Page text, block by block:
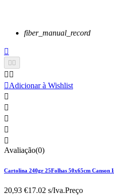
fiber_manual_record


 
Adicionar à Wishlist





Avaliação(0)
Cartolina 240gr 25Folhas 50x65cm Canson
20,93 €17.02 s/Iva.Preço